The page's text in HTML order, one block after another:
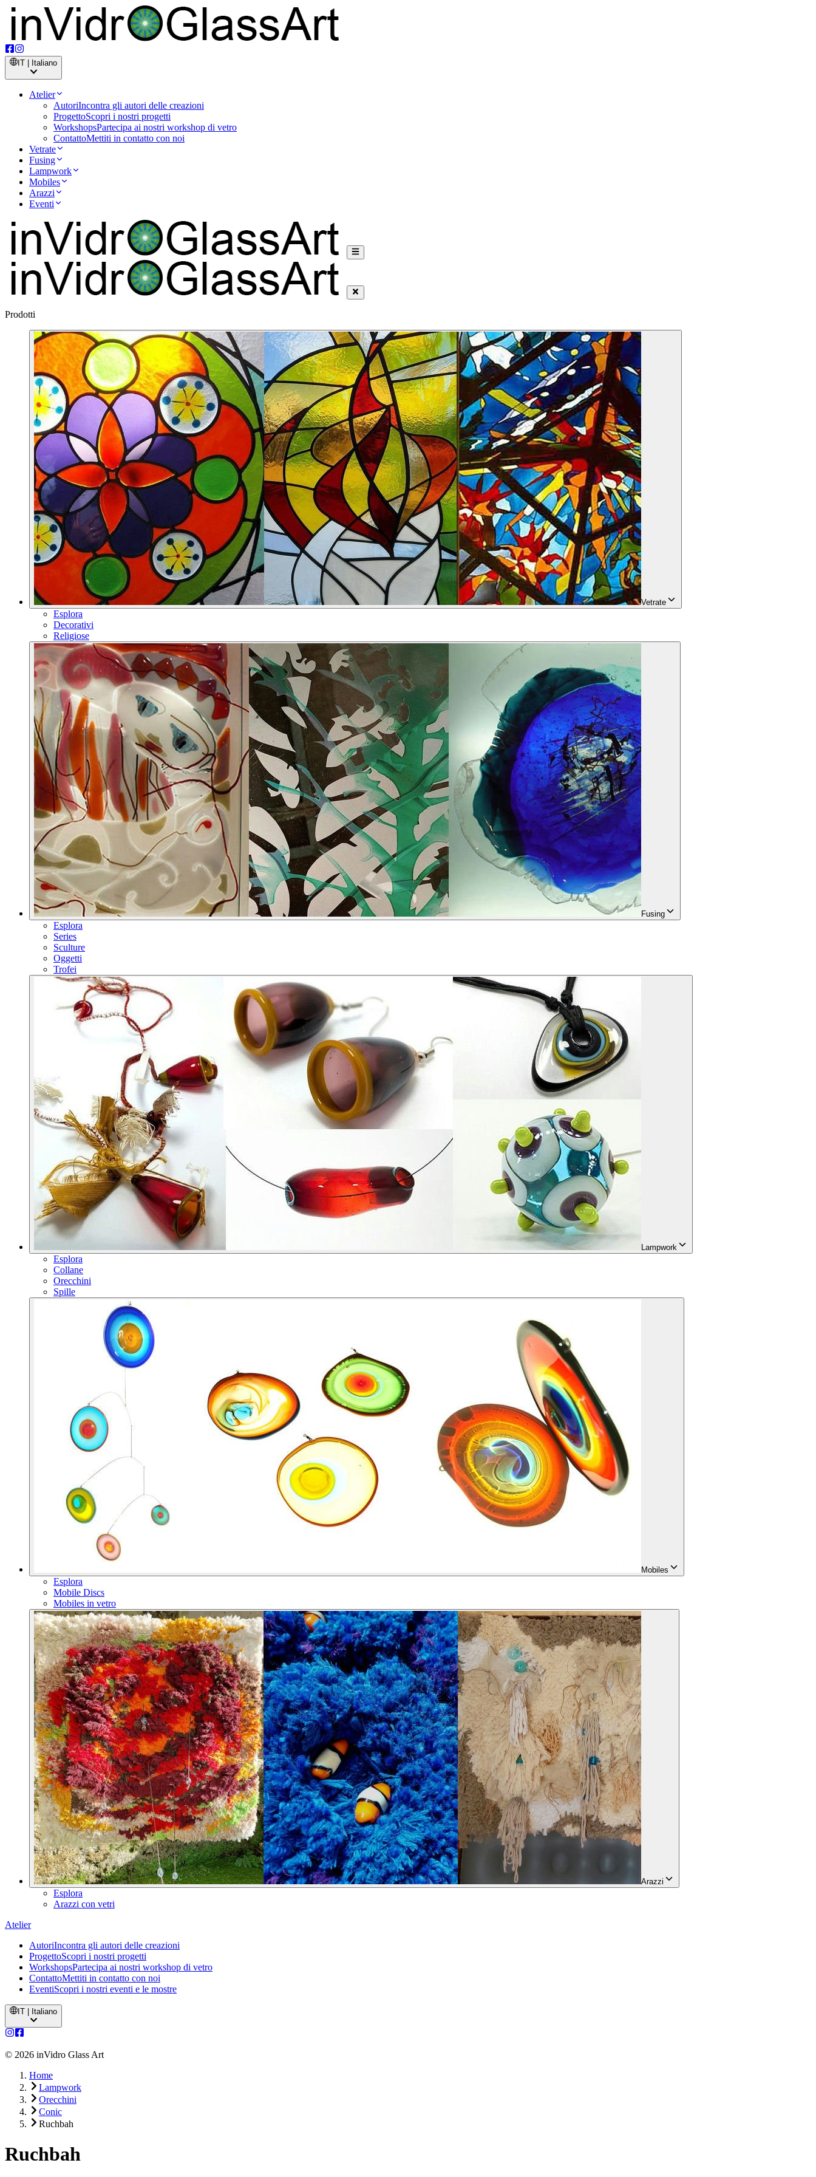
IT | Italiano
Atelier
AutoriIncontra gli autori delle creazioni
ProgettoScopri i nostri progetti
WorkshopsPartecipa ai nostri workshop di vetro
ContattoMettiti in contatto con noi
Vetrate
Fusing
Lampwork
Mobiles
Arazzi
Eventi
Prodotti
Vetrate
Esplora
Decorativi
Religiose
Fusing
Esplora
Series
Sculture
Oggetti
Trofei
Lampwork
Esplora
Collane
Orecchini
Spille
Mobiles
Esplora
Mobile Discs
Mobiles in vetro
Arazzi
Esplora
Arazzi con vetri
Atelier
AutoriIncontra gli autori delle creazioni
ProgettoScopri i nostri progetti
WorkshopsPartecipa ai nostri workshop di vetro
ContattoMettiti in contatto con noi
EventiScopri i nostri eventi e le mostre
IT | Italiano
© 2026 inVidro Glass Art
Home
Lampwork
Orecchini
Conic
Ruchbah
Ruchbah